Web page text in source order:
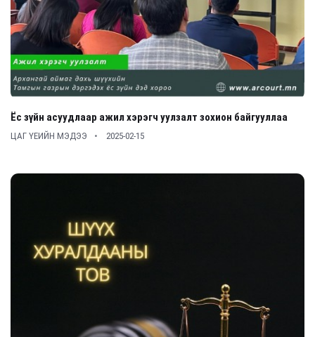
Ёс зүйн асуудлаар ажил хэрэгч уулзалт зохион байгууллаа
ЦАГ ҮЕИЙН МЭДЭЭ 2025-02-15